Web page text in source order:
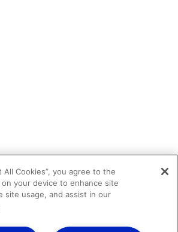
All Cookies”, you agree to the
your device to enhance site
site usage, and assist in our